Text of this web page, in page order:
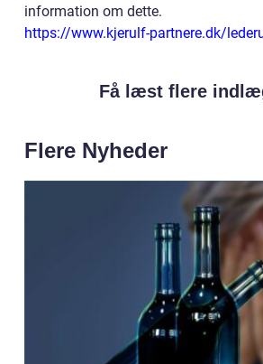
information om dette.
https://www.kjerulf-partnere.dk/
Få læst flere
Flere Nyheder